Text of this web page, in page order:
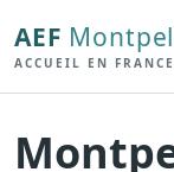
AEF
ACCUEIL EN FRANCE